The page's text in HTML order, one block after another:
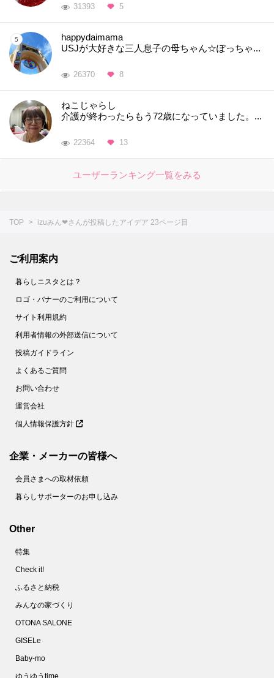
31393 5
happydaimama
USJが大好きな三人息子の母ちゃん☆ぽっちゃ...
26370 8
ねこじゃらし
介護が終わったらもう72歳になっていました。...
22364 13
ユーザーランキング一覧をみる
TOP izuみん❤さんが投稿したアイデア 23ページ目
ご利用案内
暮らしニスタとは？
ロゴ・バナーのご利用について
サイト利用規約
利用者情報の外部送信について
投稿ガイドライン
よくあるご質問
お問い合わせ
運営会社
個人情報保護方針
企業・メーカーの皆様へ
会員さまへの取材依頼
暮らしサポーターのお申し込み
Other
特集
Check it!
ふるさと納税
みんなの家づくり
OTONA SALONE
GISELe
Baby-mo